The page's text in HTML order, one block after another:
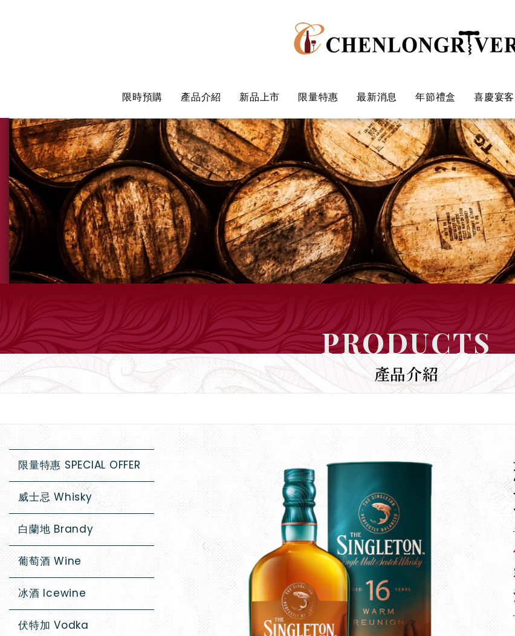
限時預購 產品介紹 新品上市 限量特惠 最新消息 年節禮盒 喜慶宴客
PRODUCTS
產品介紹
限量特惠 SPECIAL OFFER
威士忌 Whisky
白蘭地 Brandy
葡萄酒 Wine
冰酒 Icewine
伏特加 Vodka